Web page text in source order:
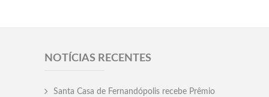
NOTÍCIAS RECENTES
Santa Casa de Fernandópolis recebe Prêmio